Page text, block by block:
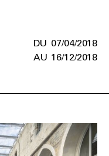
07/04/2018
16/12/2018